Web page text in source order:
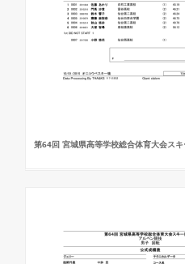
第64回 宮城県高等学校総合体育大会ス